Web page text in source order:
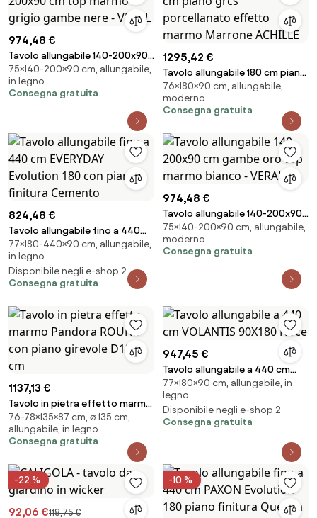
974,48 €
Tavolo allungabile 140-200x90
cm top marmo grigio gambe
nere - VERAL
75×140-200×90 cm, allungabile,
in legno
Consegna gratuita
1295,42 €
Tavolo allungabile 180 cm piano
grčs porcellanato effetto
marmo Marrone ACHILLE
76×180×90 cm, allungabile,
moderno
Consegna gratuita
824,48 €
Tavolo allungabile fino a 440
cm EVERYDAY Evolution 180 con
piano finitura Cemento
77×180-440×90 cm, allungabile,
in legno
Disponibile negli e-shop 2
Consegna gratuita
974,48 €
Tavolo allungabile 140-200x90
cm gambe oro top marmo
bianco - VERAL
75×140-200×90 cm, allungabile,
moderno
Consegna gratuita
1137,13 €
Tavolo in pietra effetto marmo
Pandora ROUND con piano
girevole D135 cm
76-78×135×87 cm, ⌀ 135 cm,
allungabile, in legno
Consegna gratuita
947,45 €
Tavolo allungabile a 440 cm
VOLANTIS 90X180 Noce
77×180×90 cm, allungabile, in
legno
Disponibile negli e-shop 2
Consegna gratuita
-22 %
92,06 €118,75 €
-10 %